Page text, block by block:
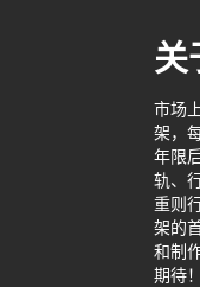
关
市场
架，
年限
轨、
重则
架的
和制
期待！